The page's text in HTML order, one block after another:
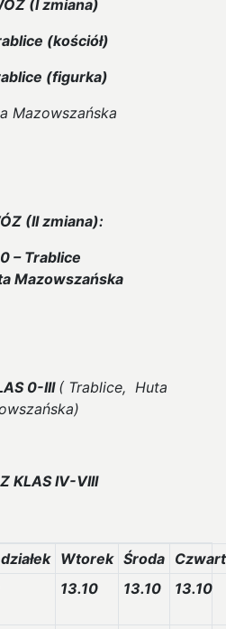
(I zmiana)
(kościół)
(figurka)
Mazowszańska
(II zmiana):
– Trablice
Mazowszańska
0-III ( Trablice, Huta
KLAS IV-VIII
Wtorek Środa
13.10 13.10 13.10